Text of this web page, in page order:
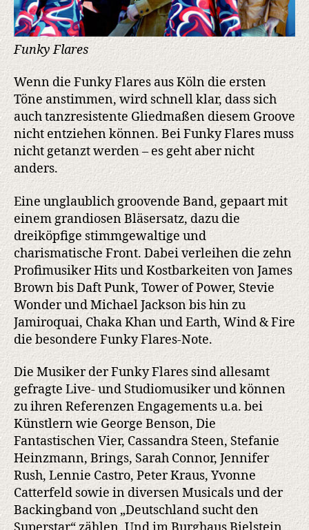
Funky Flares
Wenn die Funky Flares aus Köln die ersten
Töne anstimmen, wird schnell klar, dass sich
auch tanzresistente Gliedmaßen diesem Groove
nicht entziehen können. Bei Funky Flares muss
nicht getanzt werden – es geht aber nicht
anders.
Eine unglaublich groovende Band, gepaart mit
einem grandiosen Bläsersatz, dazu die
dreiköpfige stimmgewaltige und
charismatische Front. Dabei verleihen die zehn
Profimusiker Hits und Kostbarkeiten von James
Brown bis Daft Punk, Tower of Power, Stevie
Wonder und Michael Jackson bis hin zu
Jamiroquai, Chaka Khan und Earth, Wind & Fire
die besondere Funky Flares-Note.
Die Musiker der Funky Flares sind allesamt
gefragte Live- und Studiomusiker und können
zu ihren Referenzen Engagements u.a. bei
Künstlern wie George Benson, Die
Fantastischen Vier, Cassandra Steen, Stefanie
Heinzmann, Brings, Sarah Connor, Jennifer
Rush, Lennie Castro, Peter Kraus, Yvonne
Catterfeld sowie in diversen Musicals und der
Backingband von „Deutschland sucht den